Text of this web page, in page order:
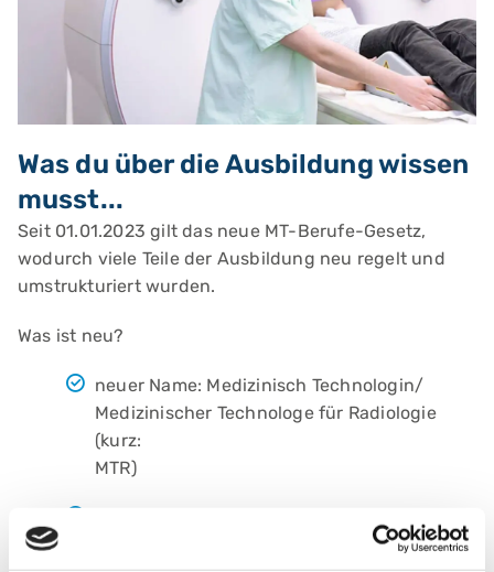
Was du über die Ausbildung wissen
musst...
Seit 01.01.2023 gilt das neue MT-Berufe-Gesetz,
wodurch viele Teile der Ausbildung neu regelt und
umstrukturiert wurden.
Was ist neu?
neuer Name: Medizinisch Technologin/
Medizinischer Technologe für Radiologie
(kurz:
aktualisierter Lehrplan